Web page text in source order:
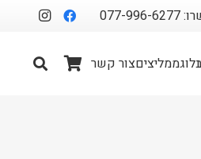
6277
ממליציםצור קשר